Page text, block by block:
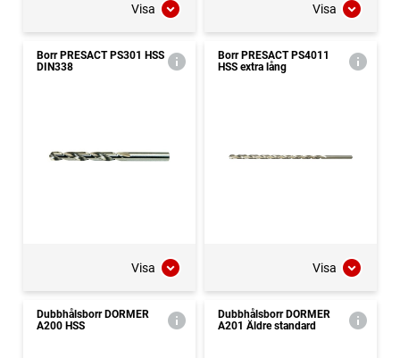
Visa Visa
Borr PRESACT PS301 HSS
DIN338
Visa
Borr PRESACT PS4011
HSS extra lång
Visa
Dubbhålsborr DORMER
A200 HSS
Dubbhålsborr DORMER
A201 Äldre standard